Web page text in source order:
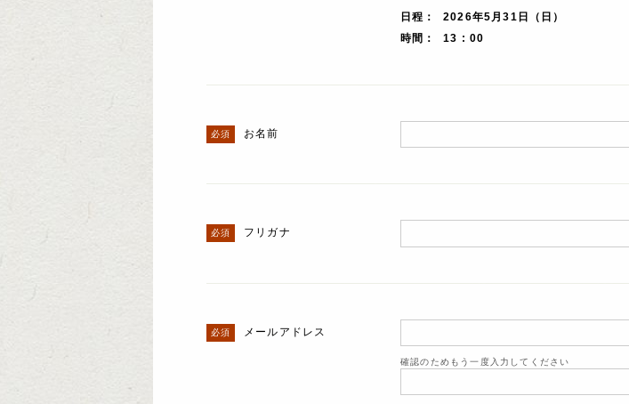
日程
2026年5月31日（日）
時間
13 : 00
お名前
フリガナ
メールアドレス
確認のためもう一度入力してください